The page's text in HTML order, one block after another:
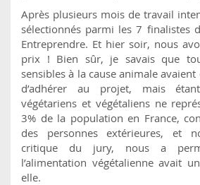
Après plusieurs mois de travail
sélectionnés parmi les 7 finalistes
Entreprendre. Et hier soir, nous
prix ! Bien sûr, je savais que
sensibles à la cause animale
d’adhérer au projet, mais
végétariens et végétaliens ne
3% de la population en France,
des personnes extérieures, et
critique du jury, nous a
l’alimentation végétalienne avait
elle.